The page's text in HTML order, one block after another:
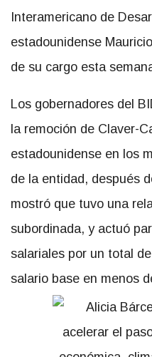
Interamericano de
estadounidense
de su cargo esta
Los gobernadores del
la remoción de Claver-
estadounidense en los
de la entidad, después
mostró que tuvo una
subordinada, y actuó
salariales por un total
salario base en menos